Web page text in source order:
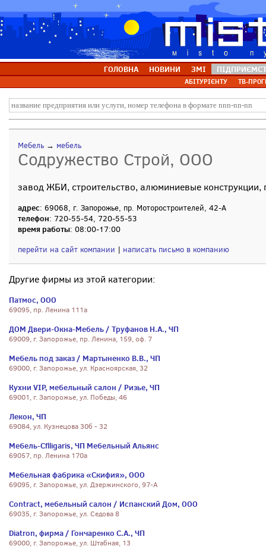
ГОЛОВНА НОВИНИ ЗМІ
АБІТУРІЄНТУ ТВ-
Мебель → мебель
Содружество Строй, ООО
завод ЖБИ, строительство, алюминиевые
адрес: 69068, г. Запорожье, пр. Моторостроителей, 42-А
телефон: 720-55-54, 720-55-53
время работы: 08:00-17:00
перейти на сайт компании | написать письмо в компанию
Другие фирмы из этой категории:
Патмос, ООО
69095, пр. Ленина 111а
ДОМ Двери-Окна-Мебель / Труфанов Н.А., ЧП
69009, г. Запорожье, пр. Ленина, 159, оф. 7
Мебель под заказ / Мартыненко В.В., ЧП
69000, г. Запорожье, ул. Красноярская, 32
Кухни VIP, мебельный салон / Ризье, ЧП
69001, г. Запорожье, ул. Победы, 46
Лекон, ЧП
69084, ул. Кузнецова 30б - 32
Мебель-Cflligaris, ЧП Мебельный Альянс
69057, пр. Ленина 170а
Мебельная фабрика «Скифия», ООО
69095, г. Запорожье, ул. Дзержинского, 97-А
Contract, мебельный салон / Испанский Дом, ООО
69035, г. Запорожье, ул. Седова 8
Diatron, фирма / Гончаренко С.А., ЧП
69000, г. Запорожье, ул. Штабная, 13